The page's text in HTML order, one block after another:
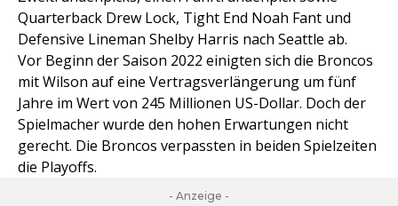
Quarterback Drew Lock, Tight End Noah Fant und
Defensive Lineman Shelby Harris nach Seattle ab.
Vor Beginn der Saison 2022 einigten sich die Broncos
mit Wilson auf eine Vertragsverlängerung um fünf
Jahre im Wert von 245 Millionen US-Dollar. Doch der
Spielmacher wurde den hohen Erwartungen nicht
gerecht. Die Broncos verpassten in beiden Spielzeiten
die Playoffs.
- Anzeige -